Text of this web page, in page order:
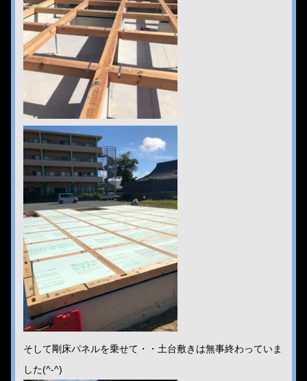
そして剛床パネルを乗せて・・土台敷きは無事終わっていま
した(^-^)